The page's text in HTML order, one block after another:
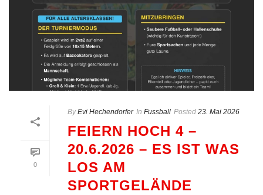
0
By Evi Hechendorfer In Fussball Posted 23. Mai 2026
FEIERN HOCH 4 –
20.6.2026 – ES IST WAS
LOS AM
SPORTGELÄNDE